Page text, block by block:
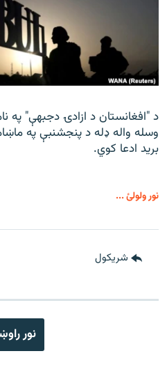
د "افغانستان د ازادۍ دجبهې" په
وسله واله ډله د پنجشنبې په
برید ادعا کوي.
نور ولولئ ...
شريکول
نور